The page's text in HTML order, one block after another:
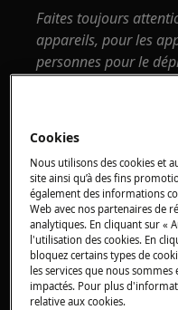
Faites toujours
appareils, pour les
personnes pour le
Utilisez toujours des
Veuillez noter que
non professionnelle
la sécurité si elle
Retrouvez
la liste minimale
réparations de lave-
Cookies
Nous utilisons des cookies et
site ainsi qu’à des fins
également des informations
Web avec nos partenaires de
analytiques. En cliquant sur «
l'utilisation des cookies. En
bloquez certains types de
les services que nous
impactés. Pour plus
relative aux cookies.